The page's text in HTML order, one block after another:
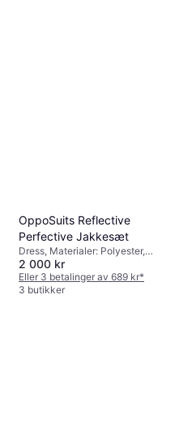
OppoSuits Reflective
Perfective Jakkesæt
Dress, Materialer: Polyester,
Reflekser
2 000 kr
Eller 3 betalinger av 689 kr*
3 butikker